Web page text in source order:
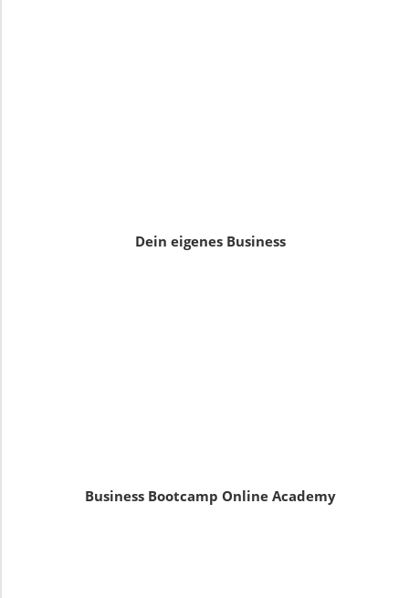
Dein eigenes Business
Business Bootcamp Online Academy